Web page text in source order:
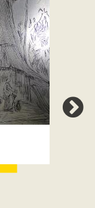
tinnen